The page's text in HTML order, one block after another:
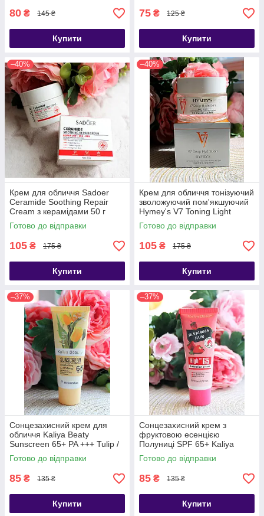
80 ₴ 145 ₴
Купити
75 ₴ 125 ₴
Купити
–40%
Крем для обличчя Sadoer
Ceramide Soothing Repair
Cream з керамідами 50 г
Готово до відправки
105 ₴ 175 ₴
Купити
–40%
Крем для обличчя тонізуючий
зволожуючий пом'якшуючий
Hymey's V7 Toning Light
Cream 50 г
Готово до відправки
105 ₴ 175 ₴
Купити
–37%
Сонцезахисний крем для
обличчя Kaliya Beaty
Sunscreen 65+ PA +++ Tulip /
Тюльпан
Готово до відправки
85 ₴ 135 ₴
Купити
–37%
Сонцезахисний крем з
фруктовою есенцією
Полуниці SPF 65+ Kaliya
Beauty, 50ml
Готово до відправки
85 ₴ 135 ₴
Купити